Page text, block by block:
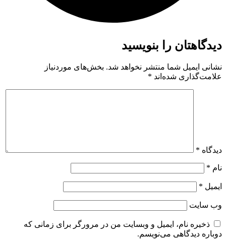
دیدگاهتان را بنویسید
نشانی ایمیل شما منتشر نخواهد شد. بخش‌های موردنیاز
علامت‌گذاری شده‌اند *
دیدگاه *
نام *
ایمیل *
وب‌ سایت
ذخیره نام، ایمیل و وبسایت من در مرورگر برای زمانی که
دوباره دیدگاهی می‌نویسم.